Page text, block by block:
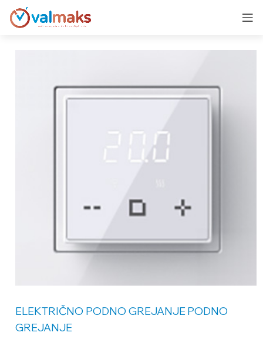
ELEKTRIČNO PODNO GREJANJE PODNO
GREJANJE